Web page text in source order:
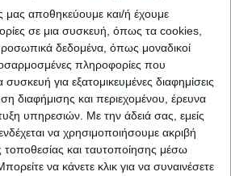
μας αποθηκεύουμε και/ή έχουμε
σε μια συσκευή, όπως τα cookies,
δεδομένα, όπως μοναδικοί
πληροφορίες που
για εξατομικευμένες διαφημίσεις
διαφήμισης και περιεχομένου, έρευνα
υπηρεσιών. Με την άδειά σας, εμείς
να χρησιμοποιήσουμε ακριβή
τοποθεσίας και ταυτοποίησης μέσω
να κάνετε κλικ για να συναινέσετε